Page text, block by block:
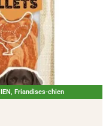
, Friandises-chien